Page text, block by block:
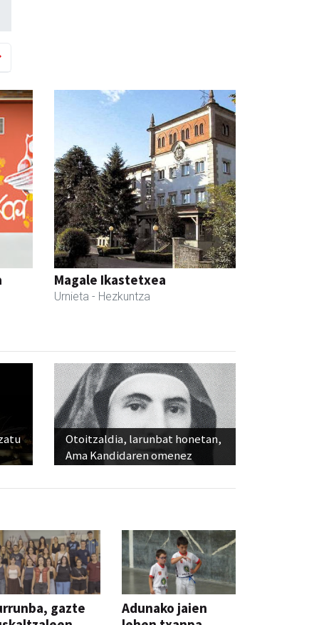
Magale Ikastetxea
Urnieta - Hezkuntza
Otoitzaldia, larunbat honetan,
Ama Kandidaren omenez
gazte
Adunako jaien